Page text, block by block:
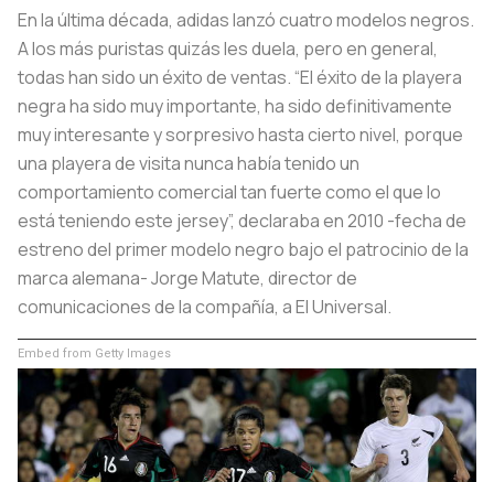
En la última década, adidas lanzó cuatro modelos negros.
A los más puristas quizás les duela, pero en general,
todas han sido un éxito de ventas. “El éxito de la playera
negra ha sido muy importante, ha sido definitivamente
muy interesante y sorpresivo hasta cierto nivel, porque
una playera de visita nunca había tenido un
comportamiento comercial tan fuerte como el que lo
está teniendo este jersey”, declaraba en 2010 -fecha de
estreno del primer modelo negro bajo el patrocinio de la
marca alemana- Jorge Matute, director de
comunicaciones de la compañía, a El Universal.
Embed from Getty Images